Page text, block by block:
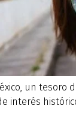
un tesoro
interés